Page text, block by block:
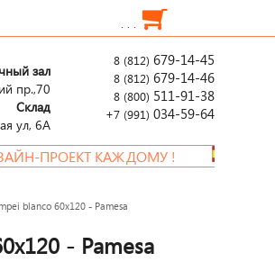
. . .
8 (812) 679-14-45
8 (812) 679-14-46
8 (800) 511-91-38
+7 (991) 034-59-64
зал
пр.,70
Склад
ул, 6А
КАЖДОМУ !
blanco 60x120 - Pamesa
- Pamesa